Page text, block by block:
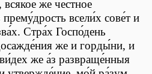
же честно́е
всели́х сове́т и
Стра́х Госпо́день
же и горды́ни, и
же а́з развраще́нныя